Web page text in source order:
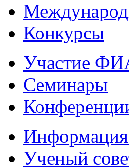
Конкурсы
Участие
Семинары
Ученый